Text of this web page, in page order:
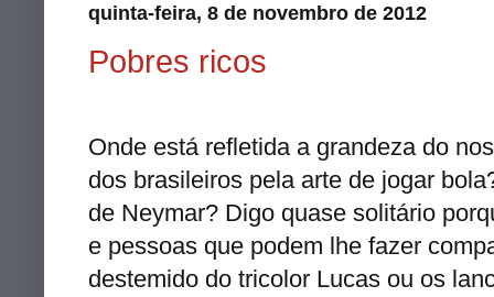
quinta-feira, 8 de novembro de 2012
Pobres ricos
Onde está refletida a grandeza do
dos brasileiros pela arte de jogar
de Neymar? Digo quase solitário
e pessoas que podem lhe fazer
destemido do tricolor Lucas ou os